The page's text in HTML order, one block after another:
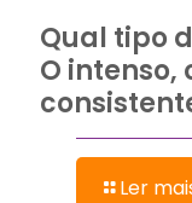
Qual tipo
O intenso,
Ler